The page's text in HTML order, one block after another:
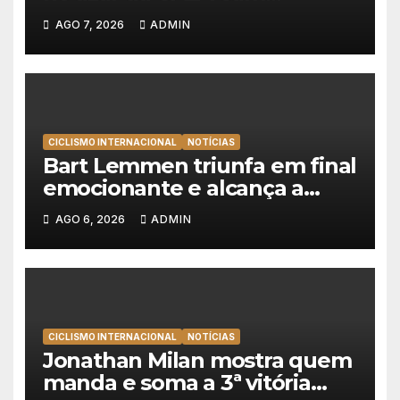
Emirates e vence na Volta a
Polónia
AGO 7, 2026 ADMIN
CICLISMO INTERNACIONAL NOTÍCIAS
Bart Lemmen triunfa em final
emocionante e alcança a
primeira vitória da carreira na
Volta à Polónia
AGO 6, 2026 ADMIN
CICLISMO INTERNACIONAL NOTÍCIAS
Jonathan Milan mostra quem
manda e soma a 3ª vitória